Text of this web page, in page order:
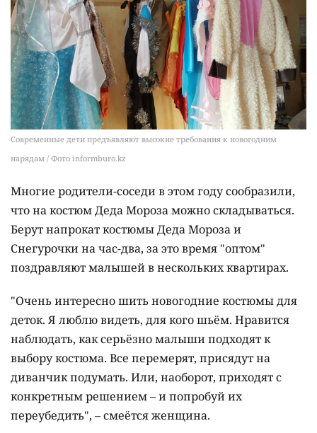
Современные дети предъявляют высокие требования к новогодним
нарядам / Фото informburo.kz
Многие родители-соседи в этом году сообразили,
что на костюм Деда Мороза можно складываться.
Берут напрокат костюмы Деда Мороза и
Снегурочки на час-два, за это время "оптом"
поздравляют малышей в нескольких квартирах.
"Очень интересно шить новогодние костюмы для
деток. Я люблю видеть, для кого шьём. Нравится
наблюдать, как серьёзно малыши подходят к
выбору костюма. Все перемерят, присядут на
диванчик подумать. Или, наоборот, приходят с
конкретным решением – и попробуй их
переубедить", – смеётся женщина.